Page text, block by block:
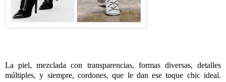
La piel, mezclada con transparencias, formas diversas, detalles
múltiples, y siempre, cordones, que le dan ese toque chic ideal.